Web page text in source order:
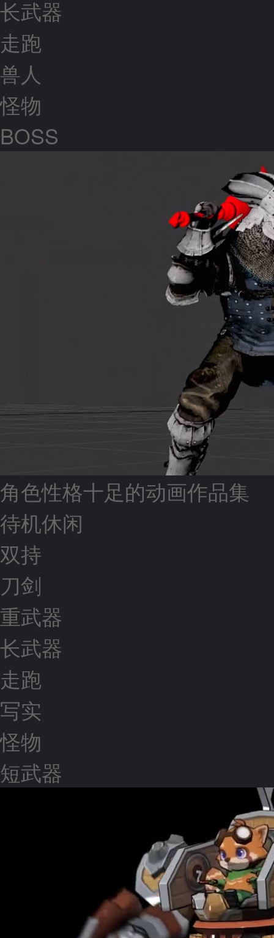
长武器
走跑
兽人
怪物
BOSS
角色性格十足的动画作品集
待机休闲
双持
刀剑
重武器
长武器
走跑
写实
怪物
短武器